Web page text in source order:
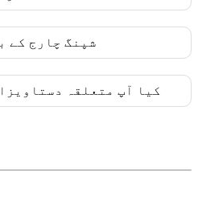
شپنگ چارج کے
کیا آپ متعلقہ